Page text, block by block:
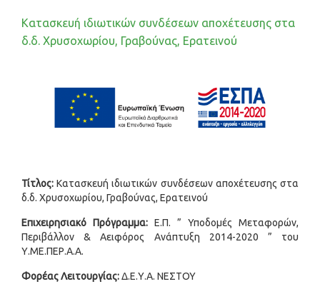
Κατασκευή ιδιωτικών συνδέσεων αποχέτευσης στα
δ.δ. Χρυσοχωρίου, Γραβούνας, Ερατεινού
Τίτλος: Κατασκευή ιδιωτικών συνδέσεων αποχέτευσης στα
δ.δ. Χρυσοχωρίου, Γραβούνας, Ερατεινού
Επιχειρησιακό Πρόγραμμα: Ε.Π. ” Υποδομές Μεταφορών,
Περιβάλλον & Αειφόρος Ανάπτυξη 2014-2020 ” του
Υ.ΜΕ.ΠΕΡ.Α.Α.
Φορέας Λειτουργίας:Δ.Ε.Υ.Α. ΝΕΣΤΟΥ